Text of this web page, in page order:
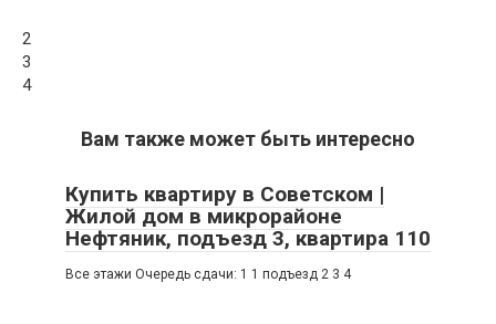
2
3
4
Вам также может быть интересно
Купить квартиру в Советском |
Жилой дом в микрорайоне
Нефтяник, подъезд 3, квартира 110
Все этажи Очередь сдачи: 1 1 подъезд 2 3 4